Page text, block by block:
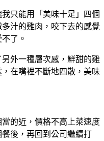
只能用「美味十足」四個
汁的雞肉，咬下去的感覺
了。
外一種層次感，鮮甜的雞
在嘴裡不斷地四散，美味
的近，價格不高上菜速度
後，再回到公司繼續打